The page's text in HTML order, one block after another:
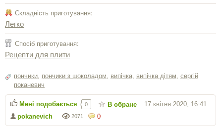
Складність приготування:
Легко
Спосіб приготування:
Рецепти для плити
пончики, пончики з шоколадом, випічка, випічка дітям, сергiй
поканевич
0
2071
pokanevich
17 квітня 2020, 16:41
Мені подобається 0 В обране